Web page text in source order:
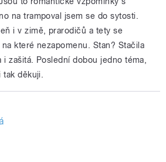
na trampoval jsem se do sytosti.
i v zimě, prarodičů a tety se
které nezapomenu. Stan? Stačila
i zašitá. Poslední dobou jedno téma,
děkuji.